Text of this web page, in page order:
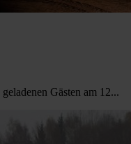
Gästen am 12...